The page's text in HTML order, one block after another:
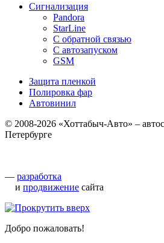
Сигнализация
Pandora
StarLine
С обратной связью
С автозапуском
GSM
Защита пленкой
Полировка фар
Автовинил
© 2008-2026 «Хоттабыч-Авто» –
Петербурге
— разработка
и продвижение сайта
Добро пожаловать!